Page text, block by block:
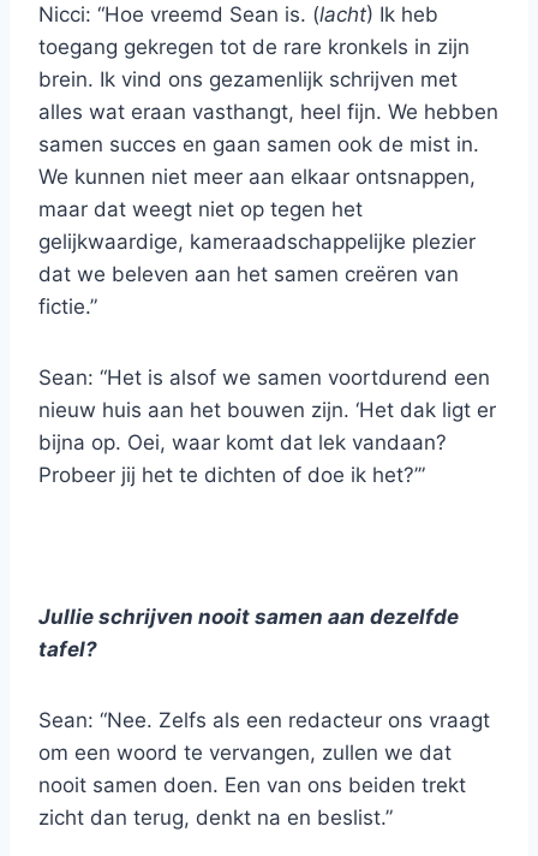
Nicci: “Hoe vreemd Sean is. (lacht) Ik heb
toegang gekregen tot de rare kronkels in zijn
brein. Ik vind ons gezamenlijk schrijven met
alles wat eraan vasthangt, heel fijn. We hebben
samen succes en gaan samen ook de mist in.
We kunnen niet meer aan elkaar ontsnappen,
maar dat weegt niet op tegen het
gelijkwaardige, kameraadschappelijke plezier
dat we beleven aan het samen creëren van
fictie.”
Sean: “Het is alsof we samen voortdurend een
nieuw huis aan het bouwen zijn. ‘Het dak ligt er
bijna op. Oei, waar komt dat lek vandaan?
Probeer jij het te dichten of doe ik het?’”
Jullie schrijven nooit samen aan dezelfde
tafel?
Sean: “Nee. Zelfs als een redacteur ons vraagt
om een woord te vervangen, zullen we dat
nooit samen doen. Een van ons beiden trekt
zicht dan terug, denkt na en beslist.”